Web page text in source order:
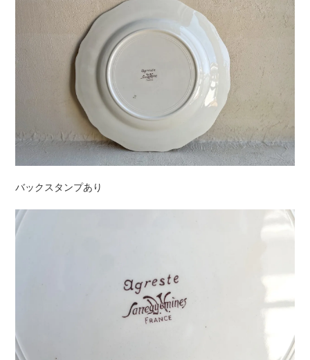
バックスタンプあり